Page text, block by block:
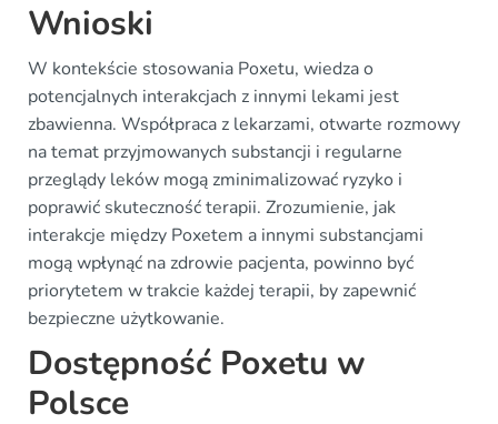
Wnioski
W kontekście stosowania Poxetu, wiedza o
potencjalnych interakcjach z innymi lekami jest
zbawienna. Współpraca z lekarzami, otwarte rozmowy
na temat przyjmowanych substancji i regularne
przeglądy leków mogą zminimalizować ryzyko i
poprawić skuteczność terapii. Zrozumienie, jak
interakcje między Poxetem a innymi substancjami
mogą wpłynąć na zdrowie pacjenta, powinno być
priorytetem w trakcie każdej terapii, by zapewnić
bezpieczne użytkowanie.
Dostępność Poxetu w
Polsce